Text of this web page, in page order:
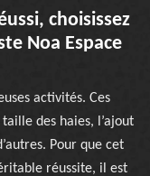
choisissez
Noa Espace
activités. Ces
des haies, l’ajout
Pour que cet
réussite, il est